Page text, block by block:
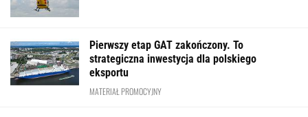
Pierwszy etap GAT zakończony. To
strategiczna inwestycja dla polskiego
eksportu
MATERIAŁ PROMOCYJNY